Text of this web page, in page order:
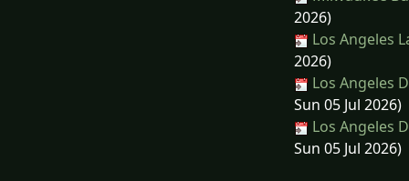
2026)
Los Angeles
2026)
Los Angeles
Sun 05 Jul 2026)
Los Angeles
Sun 05 Jul 2026)